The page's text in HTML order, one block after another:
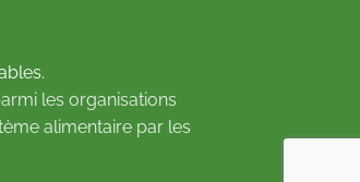
les organisations
alimentaire par les